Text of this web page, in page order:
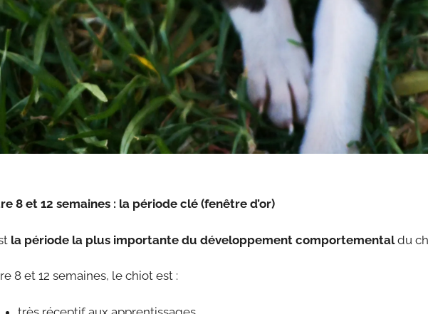
8 et 12 semaines : la période clé (fenêtre d’or)
la période la plus importante du développement comportementaldu
8 et 12 semaines, le chiot est :